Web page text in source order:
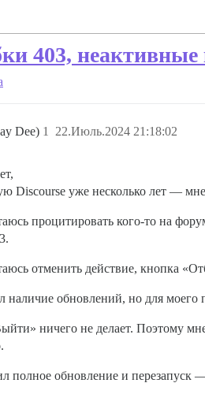
403, неактивные
Dee) 22.Июль.2024 21:18:02
1
Discourse уже несколько лет —
процитировать кого-то на
отменить действие, кнопка
наличие обновлений, но для моего
ничего не делает. Поэтому
полное обновление и перезапуск